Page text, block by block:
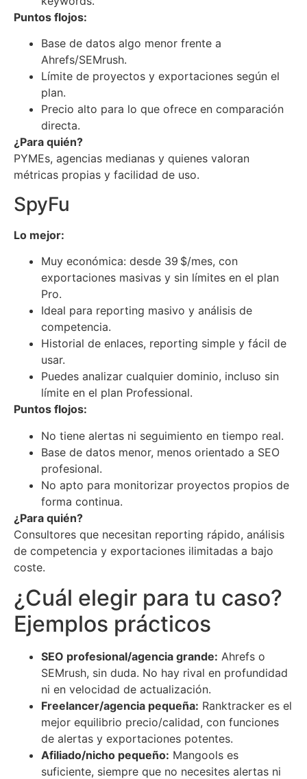
Puntos flojos:
Base de datos algo menor frente a
Ahrefs/SEMrush.
Límite de proyectos y exportaciones según el
plan.
Precio alto para lo que ofrece en comparación
directa.
¿Para quién?
PYMEs, agencias medianas y quienes valoran
métricas propias y facilidad de uso.
SpyFu
Lo mejor:
Muy económica: desde 39 $/mes, con
exportaciones masivas y sin límites en el plan
Pro.
Ideal para reporting masivo y análisis de
competencia.
Historial de enlaces, reporting simple y fácil de
usar.
Puedes analizar cualquier dominio, incluso sin
límite en el plan Professional.
Puntos flojos:
No tiene alertas ni seguimiento en tiempo real.
Base de datos menor, menos orientado a SEO
profesional.
No apto para monitorizar proyectos propios de
forma continua.
¿Para quién?
Consultores que necesitan reporting rápido, análisis
de competencia y exportaciones ilimitadas a bajo
coste.
¿Cuál elegir para tu caso?
Ejemplos prácticos
SEO profesional/agencia grande: Ahrefs o
SEMrush, sin duda. No hay rival en profundidad
ni en velocidad de actualización.
Freelancer/agencia pequeña: Ranktracker es el
mejor equilibrio precio/calidad, con funciones
de alertas y exportaciones potentes.
Afiliado/nicho pequeño: Mangools es
suficiente, siempre que no necesites alertas ni